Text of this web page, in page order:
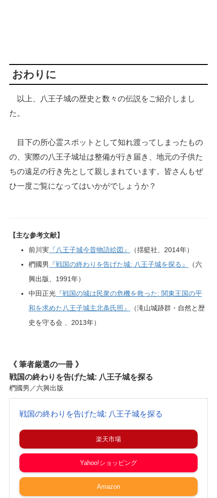
おわりに
以上、八王子城の歴史と数々の伝説をご紹介しまし
た。
目下の所心霊スポットとして知れ渡ってしまったもの
の、実際の八王子城址は整備が行き届き、地元の子供た
ちの遠足の行き先として親しまれています。皆さんもぜ
ひ一度ご覧になってはいかがでしょうか？
【主な参考文献】
前川実 『八王子城今昔物語絵図』
（揺籃社、2014年）
椚國男
『戦国の終わりを告げた城: 八王子城を探る』
（六
興出版、1991年）
中田正光 『戦国の城は民衆の危機を救った: 関東王国の平
和を求めた八王子城主北条氏照』
（滝山城跡群・自然と歴
史を守る会 、2013年）
《 筆者厳選の一冊 》
戦国の終わりを告げた城: 八王子城を探る
椚國男／六興出版
戦国の終わりを告げた城: 八王子城を探る
楽天市場
Yahoo!ショッピング
Amazon